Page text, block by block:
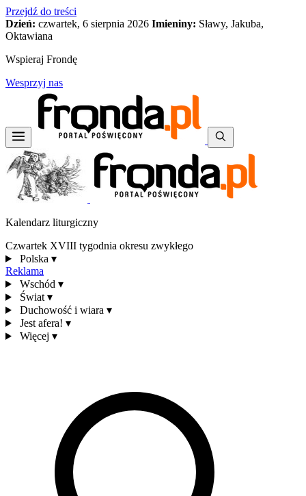
Przejdź do treści
Dzień: czwartek, 6 sierpnia 2026 Imieniny: Sławy, Jakuba,
Oktawiana
Wspieraj Frondę
Wesprzyj nas
Kalendarz liturgiczny
Czwartek XVIII tygodnia okresu zwykłego
Polska ▾
Reklama
Wschód ▾
Świat ▾
Duchowość i wiara ▾
Jest afera! ▾
Więcej ▾